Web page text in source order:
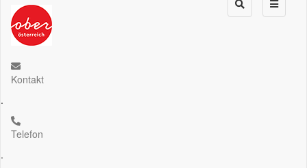
Kontakt
.
Telefon
.